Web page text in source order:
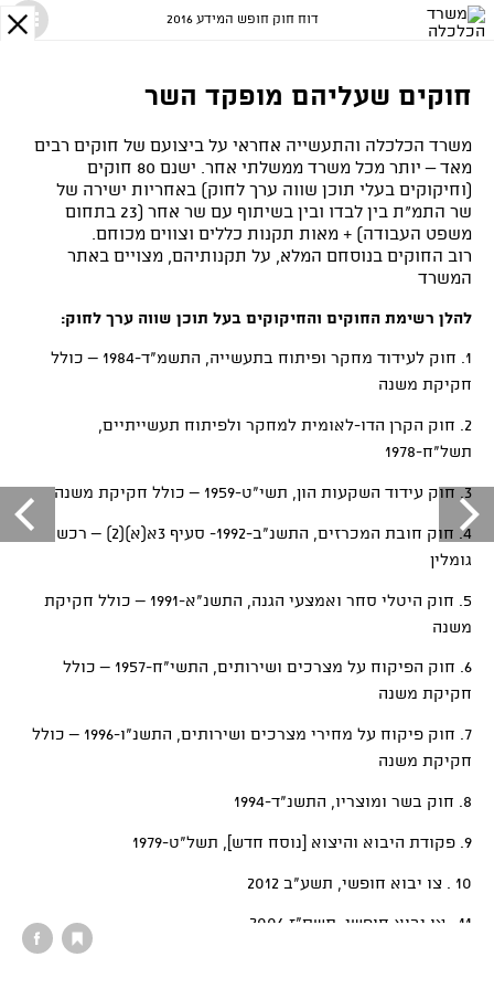
דוח חוק חופש המידע 2016
חוקים שעליהם מופקד השר
משרד הכלכלה והתעשייה אחראי על ביצועם של חוקים רבים
מאד – יותר מכל משרד ממשלתי אחר. ישנם 80 חוקים
(וחיקוקים בעלי תוכן שווה ערך לחוק) באחריות ישירה של
שר התמ"ת בין לבדו ובין בשיתוף עם שר אחר (23 בתחום
משפט העבודה) + מאות תקנות כללים וצווים מכוחם.
רוב החוקים בנוסחם המלא, על תקנותיהם, מצויים באתר
המשרד
להלן רשימת החוקים והחיקוקים בעל תוכן שווה ערך לחוק:
1. חוק לעידוד מחקר ופיתוח בתעשייה, התשמ"ד-1984 – כולל
חקיקת משנה
2. חוק הקרן הדו-לאומית למחקר ולפיתוח תעשייתיים,
תשל"ח-1978
3. חוק עידוד השקעות הון, תשי"ט-1959 – כולל חקיקת משנה
4. חוק חובת המכרזים, התשנ"ב-1992- סעיף 3א(א)(2) – רכש
גומלין
5. חוק היטלי סחר ואמצעי הגנה, התשנ"א-1991 – כולל חקיקת
משנה
6. חוק הפיקוח על מצרכים ושירותים, התשי"ח-1957 – כולל
חקיקת משנה
7. חוק פיקוח על מחירי מצרכים ושירותים, התשנ"ו-1996 – כולל
חקיקת משנה
8. חוק בשר ומוצריו, התשנ"ד-1994
9. פקודת היבוא והיצוא [נוסח חדש], תשל"ט-1979
10 . צו יבוא חופשי, תשע"ב 2012
11 . צו יבוא חופשי, תשס"ז 2006
X